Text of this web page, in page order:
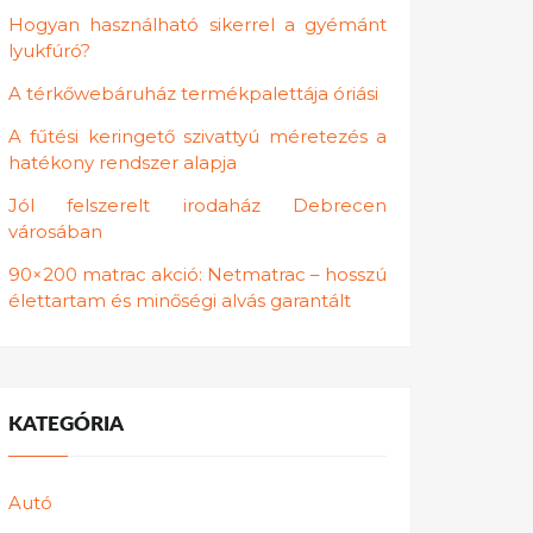
Hogyan használható sikerrel a gyémánt
lyukfúró?
A térkőwebáruház termékpalettája óriási
A fűtési keringető szivattyú méretezés a
hatékony rendszer alapja
Jól felszerelt irodaház Debrecen
városában
90×200 matrac akció: Netmatrac – hosszú
élettartam és minőségi alvás garantált
KATEGÓRIA
Autó